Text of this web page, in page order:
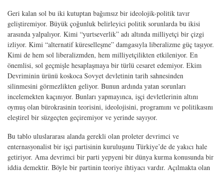
Geri kalan sol bu iki kutuptan bağımsız bir ideolojik-politik tavır
geliştiremiyor. Büyük çoğunluk belirleyici politik sorunlarda bu ikisi
arasında yalpalıyor. Kimi “yurtseverlik” adı altında milliyetçi bir çizgi
izliyor. Kimi “alternatif küreselleşme” damgasıyla liberalizme güç taşıyor.
Kimi de hem sol liberalizmden, hem milliyetçilikten etkileniyor. En
önemlisi, sol geçmişle hesaplaşmaya bir türlü cesaret edemiyor. Ekim
Devriminin ürünü koskoca Sovyet devletinin tarih sahnesinden
silinmesini görmezlikten geliyor. Bunun ardında yatan sorunları
incelemekten kaçınıyor. Bunları yapmayınca, işçi devletlerinin altını
oymuş olan bürokrasinin teorisini, ideolojisini, programını ve politikasını
eleştirel bir süzgeçten geçiremiyor ve yerinde sayıyor.
Bu tablo uluslararası alanda gerekli olan proleter devrimci ve
enternasyonalist bir işçi partisinin kuruluşunu Türkiye’de de yakıcı hale
getiriyor. Ama devrimci bir parti yepyeni bir dünya kurma konusunda bir
iddia demektir. Böyle bir partinin teoriye ihtiyacı vardır. Açılmakta olan